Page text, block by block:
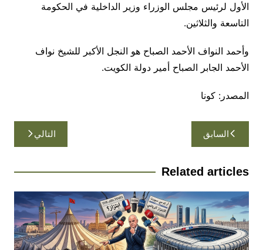
الأول لرئيس مجلس الوزراء وزير الداخلية في الحكومة
التاسعة والثلاثين.
وأحمد النواف الأحمد الصباح هو النجل الأكبر للشيخ نواف
الأحمد الجابر الصباح أمير دولة الكويت.
المصدر: كونا
تصفّح
المقالات
السابق التالي
Related articles